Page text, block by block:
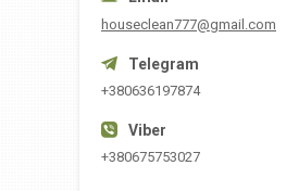
houseclean777@gmail.com
+380636197874
+380675753027